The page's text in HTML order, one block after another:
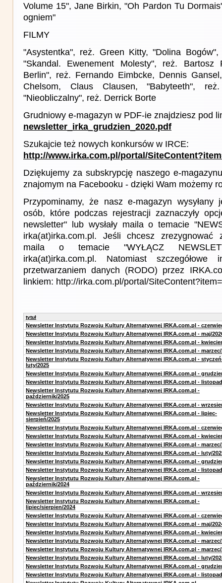
Volume 15", Jane Birkin, "Oh Pardon Tu
ogniem"
FILMY
"Asystentka", reż. Green Kitty, "Dolina
"Skandal. Ewenement Molesty", reż. Bartosz
Berlin", reż. Fernando Eimbcke, Dennis
Chelsom, Claus Clausen, "Babyteeth",
"Nieobliczalny", reż. Derrick Borte
Grudniowy e-magazyn w PDF-ie znajdziesz pod
newsletter_irka_grudzien_2020.pdf
Szukajcie też nowych konkursów w IRCE:
http://www.irka.com.pl/portal/
Dziękujemy za subskrypcję naszego e-
znajomym na Facebooku - dzięki Wam możemy
Przypominamy, że nasz e-magazyn
osób, które podczas rejestracji zaznaczyły
newsletter" lub wysłały maila o temacie
irka(at)irka.com.pl. Jeśli chcesz zrezygnować
maila o temacie "WYŁĄCZ
irka(at)irka.com.pl. Natomiast szczegółowe
przetwarzaniem danych (RODO) przez
linkiem: http://irka.com.pl/portal/
tytuł
Newsletter Instytutu Rozwoju Kultury Alternatywnej IRKA.com.pl -
Newsletter Instytutu Rozwoju Kultury Alternatywnej IRKA.com.pl - maj/
Newsletter Instytutu Rozwoju Kultury Alternatywnej IRKA.com.pl -
Newsletter Instytutu Rozwoju Kultury Alternatywnej IRKA.com.pl - marzec/
Newsletter Instytutu Rozwoju Kultury Alternatywnej IRKA.com.pl -
luty/2025
Newsletter Instytutu Rozwoju Kultury Alternatywnej IRKA.com.pl -
Newsletter Instytutu Rozwoju Kultury Alternatywnej IRKA.com.pl -
Newsletter Instytutu Rozwoju Kultury Alternatywnej IRKA.com.pl -
październik/2025
Newsletter Instytutu Rozwoju Kultury Alternatywnej IRKA.com.pl -
Newsletter Instytutu Rozwoju Kultury Alternatywnej IRKA.com.pl - lipiec-
sierpień/2025
Newsletter Instytutu Rozwoju Kultury Alternatywnej IRKA.com.pl -
Newsletter Instytutu Rozwoju Kultury Alternatywnej IRKA.com.pl -
Newsletter Instytutu Rozwoju Kultury Alternatywnej IRKA.com.pl - marzec/
Newsletter Instytutu Rozwoju Kultury Alternatywnej IRKA.com.pl - luty/
Newsletter Instytutu Rozwoju Kultury Alternatywnej IRKA.com.pl -
Newsletter Instytutu Rozwoju Kultury Alternatywnej IRKA.com.pl -
Newsletter Instytutu Rozwoju Kultury Alternatywnej IRKA.com.pl -
październik/2024
Newsletter Instytutu Rozwoju Kultury Alternatywnej IRKA.com.pl -
Newsletter Instytutu Rozwoju Kultury Alternatywnej IRKA.com.pl -
lipiec/sierpien/2024
Newsletter Instytutu Rozwoju Kultury Alternatywnej IRKA.com.pl -
Newsletter Instytutu Rozwoju Kultury Alternatywnej IRKA.com.pl - maj/
Newsletter Instytutu Rozwoju Kultury Alternatywnej IRKA.com.pl -
Newsletter Instytutu Rozwoju Kultury Alternatywnej IRKA.com.pl - marzec/
Newsletter Instytutu Rozwoju Kultury Alternatywnej IRKA.com.pl - marzec/
Newsletter Instytutu Rozwoju Kultury Alternatywnej IRKA.com.pl - luty/
Newsletter Instytutu Rozwoju Kultury Alternatywnej IRKA.com.pl -
Newsletter Instytutu Rozwoju Kultury Alternatywnej IRKA.com.pl -